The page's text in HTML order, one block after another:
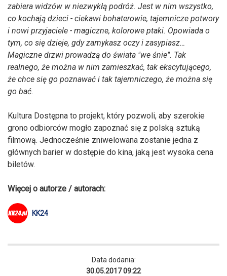
zabiera widzów w niezwykłą podróż. Jest w nim wszystko,
co kochają dzieci - ciekawi bohaterowie, tajemnicze potwory
i nowi przyjaciele - magiczne, kolorowe ptaki. Opowiada o
tym, co się dzieje, gdy zamykasz oczy i zasypiasz…
Magiczne drzwi prowadzą do świata "we śnie". Tak
realnego, że można w nim zamieszkać, tak ekscytującego,
że chce się go poznawać i tak tajemniczego, że można się
go bać.
Kultura Dostępna to projekt, który pozwoli, aby szerokie
grono odbiorców mogło zapoznać się z polską sztuką
filmową. Jednocześnie zniwelowana zostanie jedna z
głównych barier w dostępie do kina, jaką jest wysoka cena
biletów.
Więcej o autorze / autorach:
KK24
Data dodania:
30.05.2017 09:22